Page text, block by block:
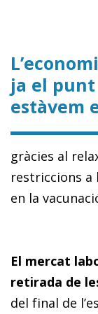
ja el
estàvem
gràcies al
restriccions a
en la
El mercat
retirada de
del final de